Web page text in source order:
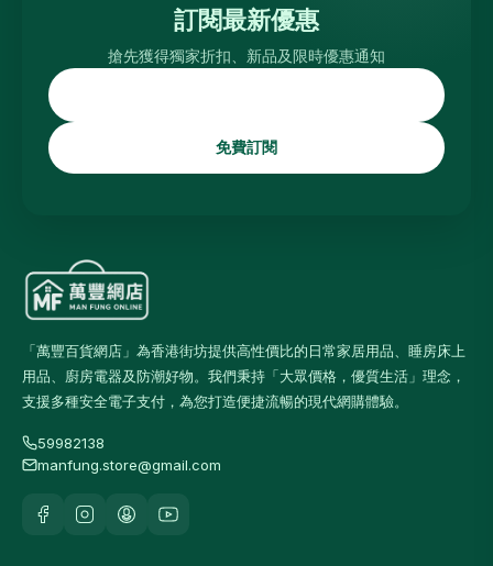
訂閱最新優惠
搶先獲得獨家折扣、新品及限時優惠通知
免費訂閱
「萬豐百貨網店」為香港街坊提供高性價比的日常家居用品、睡房床上
用品、廚房電器及防潮好物。我們秉持「大眾價格，優質生活」理念，
支援多種安全電子支付，為您打造便捷流暢的現代網購體驗。
59982138
manfung.store@gmail.com